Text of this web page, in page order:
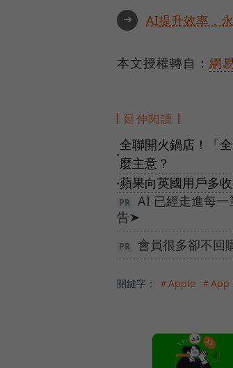
➜ AI提升效率，
本文授權轉自： 網
延伸閱讀
●
全聯開火鍋店！「
麼主意？
●蘋果向英國用戶多
AI 已經走進每一
告➤
會員很多卻不回
關鍵字： ＃Apple ＃App